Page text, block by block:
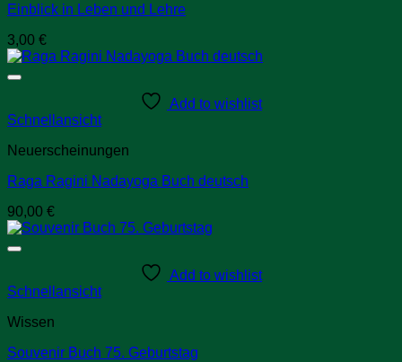
Einblick in Leben und Lehre
3,00 €
Add to wishlist
Schnellansicht
Neuerscheinungen
Raga Ragini Nadayoga Buch deutsch
90,00 €
Add to wishlist
Schnellansicht
Wissen
Souvenir Buch 75. Geburtstag